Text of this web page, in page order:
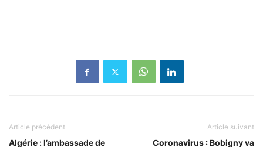
Article précédent
Algérie : l’ambassade de
Article suivant
Coronavirus : Bobigny va